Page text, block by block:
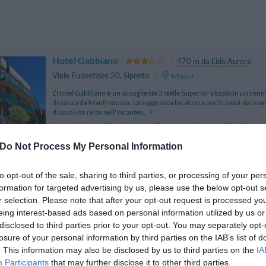
Do Not Process My Personal Information
opt-out of the sale, sharing to third parties, or processing of your
for targeted advertising by us, please use the below opt-out
selection. Please note that after your opt-out request is processed
interest-based ads based on personal information utilized by us
to third parties prior to your opt-out. You may separately
of your personal information by third parties on the IAB’s list of
This information may also be disclosed by us to third parties on the
Participants that may further disclose it to other third parties.
Hotel Gabbiano
470 m da Lido Aurora
Viale Eunostides 20, Siponto
Mappa
L’Hotel Gabbiano è un accogliente 3 stelle Superior situato in un
distanza da Manfredonia. La suggestiva location a pochi passi dal
di assoluto relax nell'incantev...
La soluzione più vicina per il tuo soggiorno a Lido
Palace Hotel San Michele
11.84 km
Via Madonna Degli Angeli,Monte Sant'Angelo
Mappa
Il Palace Hotel San Michele è un antico palazzo del '900 situato a
alto di Puglia (840 mt s.l.m.), lungo la via Sacra
completamente immerso nel verde, gode...
La struttura vicino Lido Aurora con i migliori giudizi